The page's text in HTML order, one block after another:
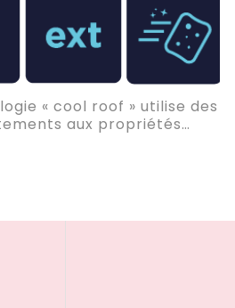
APPUYER SUR ENTRÉE POUR
« cool roof » utilise des
aux propriétés